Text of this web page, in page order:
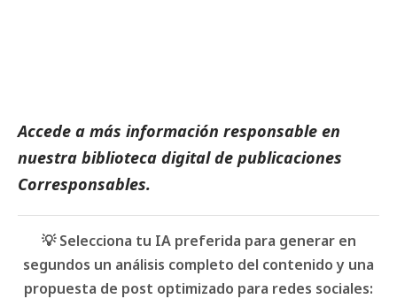
Accede a más información responsable en
nuestra biblioteca digital de publicaciones
Corresponsables.
💡 Selecciona tu IA preferida para generar en
segundos un análisis completo del contenido y una
propuesta de post optimizado para redes sociales: